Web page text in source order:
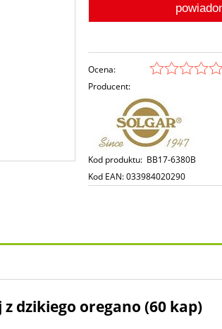
Ocena:
Producent:
Kod produktu: BB17-6380B
Kod EAN:033984020290
dzikiego oregano (60 kap)